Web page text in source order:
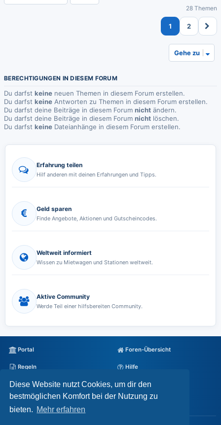
Diese Website nutzt Cookies, um dir den
bestmöglichen Komfort bei der Nutzung zu
bieten. Mehr erfahren
28 Themen
1 2
Gehe zu
BERECHTIGUNGEN IN DIESEM FORUM
Du darfst keine neuen Themen in diesem Forum erstellen.
Du darfst keine Antworten zu Themen in diesem Forum erstellen.
Du darfst deine Beiträge in diesem Forum nicht ändern.
Du darfst deine Beiträge in diesem Forum nicht löschen.
Du darfst keine Dateianhänge in diesem Forum erstellen.
Erfahrung teilen
Hilf anderen mit deinen Erfahrungen und Tipps.
Geld sparen
Finde Angebote, Aktionen und Gutscheincodes.
Weltweit informiert
Wissen zu Mietwagen und Stationen weltweit.
Aktive Community
Werde Teil einer hilfsbereiten Community.
Portal Foren-Übersicht
Regeln Hilfe
Datenschutz Impressum
Alle Cookies löschen